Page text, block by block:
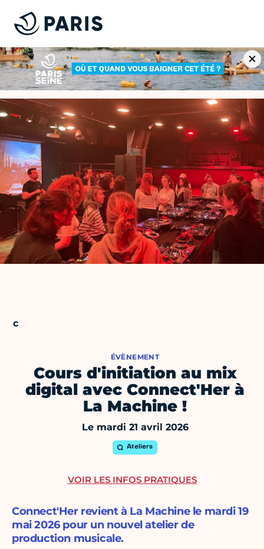
ÉVÈNEMENT
Cours d'initiation au mix
digital avec Connect'Her à
La Machine !
Le mardi 21 avril 2026
Ateliers
Connect'Her revient à La Machine le mardi 19
mai 2026 pour un nouvel atelier de
production musicale.
VOIR LES INFOS PRATIQUES